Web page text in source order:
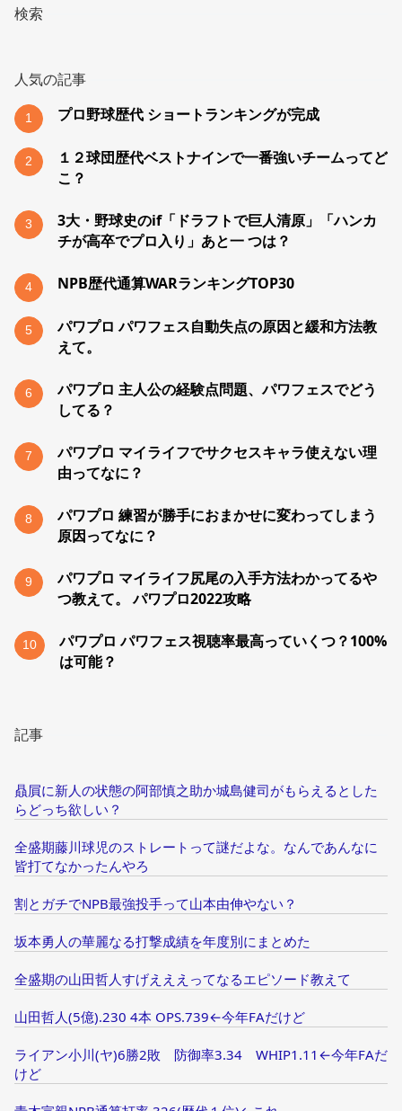
検索
人気の記事
1 プロ野球歴代 ショートランキングが完成
2
１２球団歴代ベストナインで一番強いチームってど
こ？
3
3大・野球史のif「ドラフトで巨人清原」「ハンカ
チが高卒でプロ入り」あと一 つは？
4 NPB歴代通算WARランキングTOP30
5
パワプロ パワフェス自動失点の原因と緩和方法教
えて。
6
パワプロ 主人公の経験点問題、パワフェスでどう
してる？
7
パワプロ マイライフでサクセスキャラ使えない理
由ってなに？
8
パワプロ 練習が勝手におまかせに変わってしまう
原因ってなに？
9
パワプロ マイライフ尻尾の入手方法わかってるや
つ教えて。 パワプロ2022攻略
10
パワプロ パワフェス視聴率最高っていくつ？100%
は可能？
記事
贔屓に新人の状態の阿部慎之助か城島健司がもらえるとした
らどっち欲しい？
全盛期藤川球児のストレートって謎だよな。なんであんなに
皆打てなかったんやろ
割とガチでNPB最強投手って山本由伸やない？
坂本勇人の華麗なる打撃成績を年度別にまとめた
全盛期の山田哲人すげえええってなるエピソード教えて
山田哲人(5億).230 4本 OPS.739←今年FAだけど
ライアン小川(ヤ)6勝2敗 防御率3.34 WHIP1.11←今年FAだ
けど